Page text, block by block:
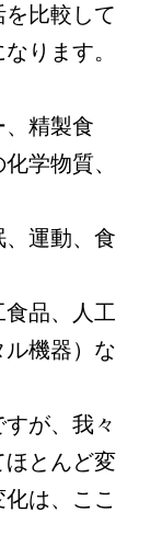
比較して
ります。
製食
学物質、
運動、食
品、人工
機器）な
が、我々
ほとんど変
は、ここ